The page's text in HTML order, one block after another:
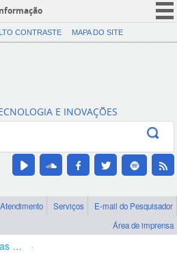
CORONAVÍRUS (COVID-19)
Canais
CONTRASTE MAPA DO SITE
E INOVAÇÕES
Serviços
E-mail do Pesquisador
Área de imprensa
Bolsas e Auxílios Vigentes